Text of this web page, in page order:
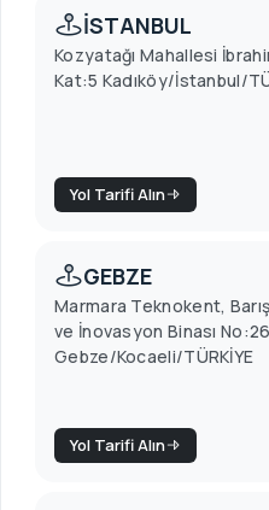
İSTANBUL
Kozyatağı Mahallesi
Kat:5 Kadıköy/İstanbul/
Yol Tarifi Alın
GEBZE
Marmara Teknokent,
ve İnovasyon Binası
Gebze/Kocaeli/TÜRKİYE
Yol Tarifi Alın